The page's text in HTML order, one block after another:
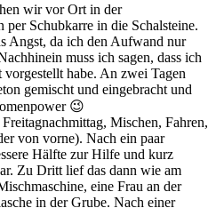
wir vor Ort in der
Schubkarre in die Schalsteine.
Angst, da ich den Aufwand nur
muss ich sagen, dass ich
habe. An zwei Tagen
gemischt und eingebracht und
😉
Mischen, Fahren,
von vorne). Nach ein paar
Hälfte zur Hilfe und kurz
Zu Dritt lief das dann wie am
eine Frau an der
in der Grube. Nach einer